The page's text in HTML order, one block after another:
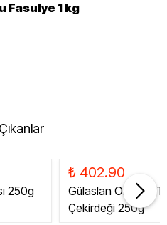
Fasulye 1 kg
250g
₺ 402.90
Gülaslan Organik
Çekirdeği 250g